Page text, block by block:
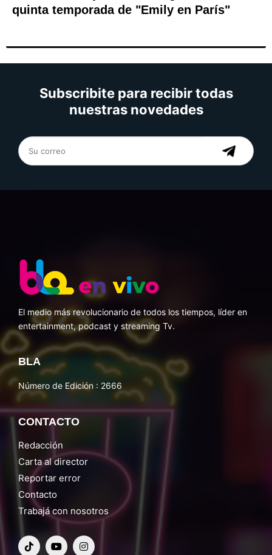
quinta temporada de "Emily en París"
Subscribite para recibir todas
nuestras novedades
El medio más revolucionario de todos los tiempos, líder en
entertainment, podcast y streaming Tv.
BLA
Número de Edición : 2666
CONTACTO
Redacción
Carta al director
Reportar error
Contacto
Trabajá con nosotros